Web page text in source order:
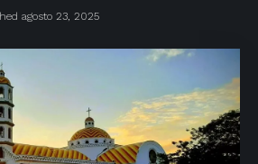
agosto 23, 2025